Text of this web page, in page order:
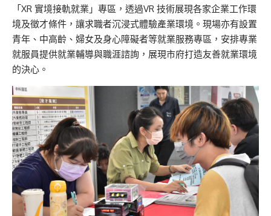
「XR 實境接軌就業」專區，透過VR 技術展現各家企業工作環
境及徵才條件，讓求職者沉浸式體驗產業環境。現場亦有設置
青年、中高齡、婦女及身心障礙者等就業服務專區，安排專業
就服員提供就業輔導與職涯諮詢，展現市府打造友善就業環境
的決心。